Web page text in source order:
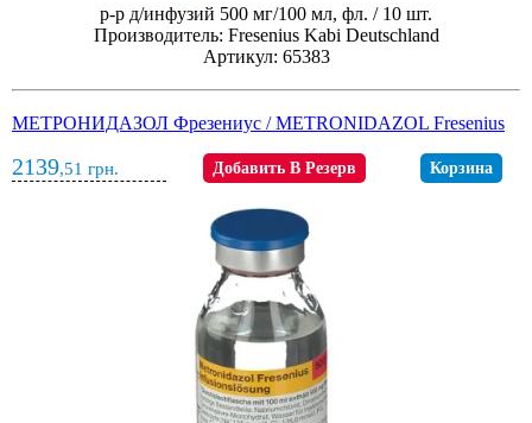
р-р д/инфузий 500 мг/100 мл, фл. / 10 шт.
Производитель: Fresenius Kabi Deutschland
Артикул: 65383
МЕТРОНИДАЗОЛ Фрезениус / METRONIDAZOL Fresenius
2139,51 грн. Добавить В Резерв Корзина